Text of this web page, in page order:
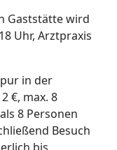
Gaststätte wird
Uhr, Arztpraxis
in der
€, max. 8
8 Personen
Besuch